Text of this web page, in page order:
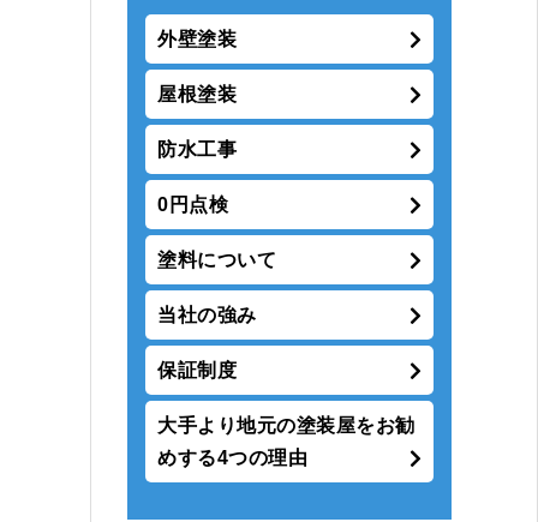
外壁塗装
屋根塗装
防水工事
0円点検
塗料について
当社の強み
保証制度
大手より地元の塗装屋をお勧
めする4つの理由